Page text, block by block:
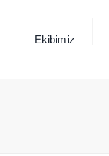
Ekibimiz